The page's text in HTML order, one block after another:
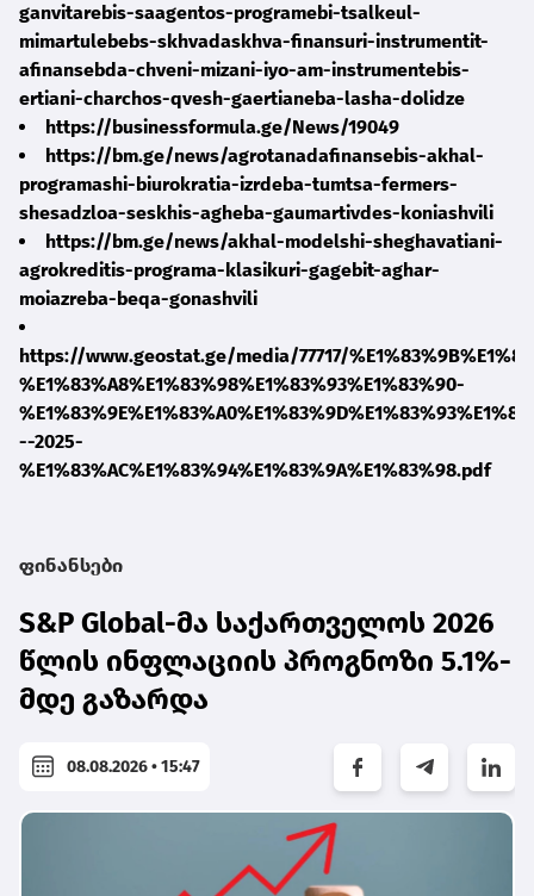
ganvitarebis-saagentos-programebi-tsalkeul-
mimartulebebs-skhvadaskhva-finansuri-instrumentit-
afinansebda-chveni-mizani-iyo-am-instrumentebis-
ertiani-charchos-qvesh-gaertianeba-lasha-dolidze
https://businessformula.ge/News/19049
https://bm.ge/news/agrotanadafinansebis-akhal-
programashi-biurokratia-izrdeba-tumtsa-fermers-
shesadzloa-seskhis-agheba-gaumartivdes-koniashvili
https://bm.ge/news/akhal-modelshi-sheghavatiani-
agrokreditis-programa-klasikuri-gagebit-aghar-
moiazreba-beqa-gonashvili
https://www.geostat.ge/media/77717/
%E1%83%A8%E1%83%98%E1%83%93%E1%83%90-
--2025-
%E1%83%AC%E1%83%94%E1%83%9A%E1%83%98.pdf
ფინანსები
S&P Global-მა საქართველოს 2026
წლის ინფლაციის პროგნოზი 5.1%-
მდე გაზარდა
08.08.2026 • 15:47